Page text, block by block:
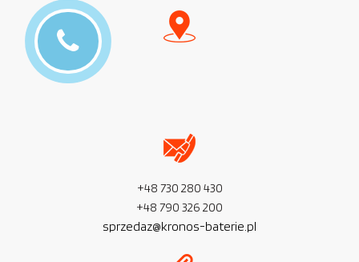
+48 730 280 430
+48 790 326 200
sprzedaz@kronos-baterie.pl